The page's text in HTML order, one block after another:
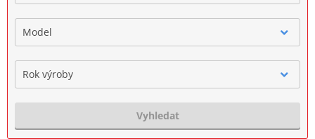
Model
Rok výroby
Vyhledat